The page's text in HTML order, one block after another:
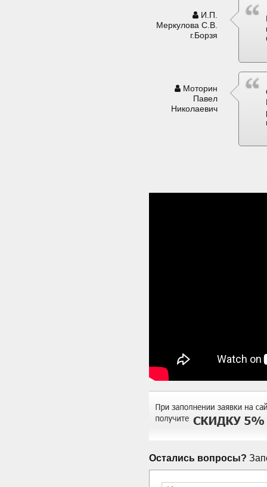
И.П.
Меркулова С.В.
г.Борзя
Моторин
Павел
Николаевич
Остались вопросы?